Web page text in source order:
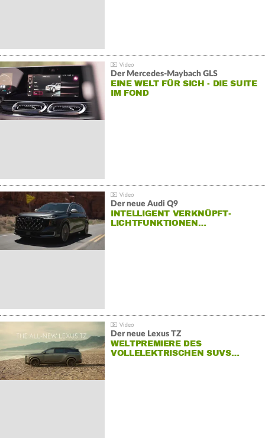
Der Mercedes‑Maybach GLS
EINE WELT FÜR SICH - DIE SUITE
IM FOND
Der neue Audi Q9
INTELLIGENT VERKNÜPFT-
LICHTFUNKTIONEN…
Der neue Lexus TZ
WELTPREMIERE DES
VOLLELEKTRISCHEN SUVS…